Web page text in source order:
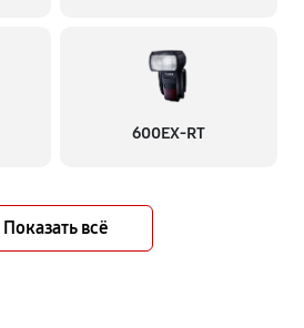
600EX-RT
Показать всё